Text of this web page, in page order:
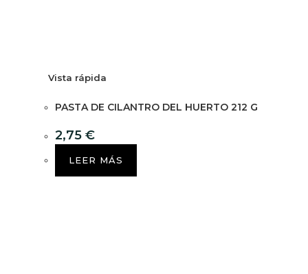
Vista rápida
PASTA DE CILANTRO DEL HUERTO 212 G
2,75 €
LEER MÁS